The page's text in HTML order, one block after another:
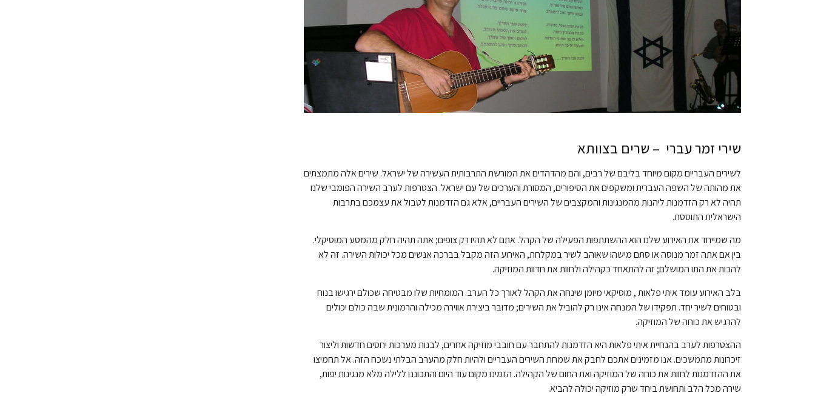
שירי זמר עברי – שרים בצוותא
לשירים העבריים מקום מיוחד בליבם של רבים, והם מהדהדים את המורשת התרבותית העשירה של ישראל. שירים אלה מתמצתים
את מהותה של השפה העברית ומשקפים את הסיפורים, המסורת והערכים של עם ישראל. הצטרפות לערב השירה הפומבי שלנו
תהיה לא רק הזדמנות ליהנות מהמנגינות והמקצבים של השירים העבריים, אלא גם הזדמנות לטבול את עצמכם בתרבות
הישראלית התוססת.
מה שמייחד את האירוע שלנו הוא ההשתתפות הפעילה של הקהל. אתם לא תהיו רק צופים; אתה תהיה חלק מהמסע המוסיקלי.
בין אם אתה זמר מנוסה או סתם מישהו שאוהב לשיר במקלחת, האירוע הזה מקבל בברכה אנשים מכל יכולות השירה. זה לא
להכות את התו המושלם; זה להתאחד כקהילה ולחוות את חדוות המוזיקה.
בלב האירוע עומד איתי פלאות , מוסיקאי מיומן שינחה את הקהל לאורך כל הערב. המומחיות שלו מבטיחה שכולם ירגישו בנוח
ובטוחים לשיר יחד. תפקידו של המנחה אינו רק להוביל את השירים; מדובר ביצירת אווירה מכילה והרמונית שבה כולם יכולים
להרגיש את כוחה של המוזיקה.
ההצטרפות לערב בהנחיית איתי פלאות היא הזדמנות להתחבר עם חובבי מוזיקה אחרים, לבנות מערכות יחסים חדשות וליצור
זיכרונות מתמשכים. אנו מזמינים אתכם לחבק את שמחת השירים העבריים ולהיות חלק מהערב הבלתי נשכח הזה. אל תחמיצו
את ההזדמנות לחוות את כוחה של המוזיקה ואת החום של הקהילה. הזמינו מקום עוד היום והתכוננו ללילה מלא מנגינות יפות,
שירה מכל הלב ותחושת ביחד שרק מוזיקה יכולה להביא.